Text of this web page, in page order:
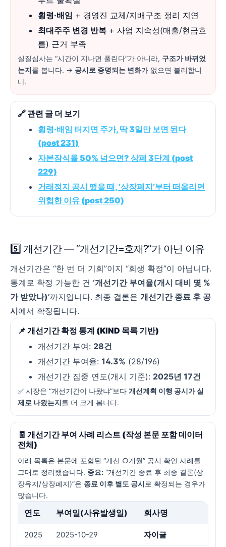
횡령·배임 + 경영진 교체/지배구조 정리 지연
최대주주 변경 반복 + 사업 지속성(매출/현금흐
름) 근거 부족
실질심사는 “시간이 지나면 풀린다”가 아니라, 구조가 바뀌었
는지를 봅니다. → 공시로 증명되는 변화가 없으면 불리합니
다.
🔗 관련 글 더 보기
횡령·배임 터지면 주가, 딱 3일만 보면 된다
(post 231)
자본잠식률 50% 넘으면? 상폐 3단계 (post
229)
거래정지 공시 떴을 때, ‘상장폐지’부터 떠올리면
위험한 이유 (post 250)
5️⃣ 개선기간 — “개선기간=호재?”가 아닌 이유
개선기간은 “한 번 더 기회”이지 “회생 확정”이 아닙니다.
통계로 확정 가능한 건 ‘개선기간 부여율(개시 대비 몇 %
가 받았나)’까지입니다. 최종 결론은 개선기간 종료 후 공
시에서 확정됩니다.
📌 개선기간 확정 통계 (KIND 목록 기반)
개선기간 부여: 28건
개선기간 부여율: 14.3% (28/196)
개선기간 집중 연도(개시 기준): 2025년 17건
✅ 시장은 “개선기간이 나왔냐”보다 개선계획 이행 공시가 실
제로 나왔는지를 더 크게 봅니다.
🧾 개선기간 부여 사례 리스트 (작성 본문 포함 데이터
전체)
아래 목록은 본문에 포함된 “개선 ○개월” 공시 확인 사례를
그대로 정리했습니다. 중요: “개선기간 종료 후 최종 결론(상
장유지/상장폐지)”은 종료 이후 별도 공시로 확정되는 경우가
많습니다.
연도 부여일(사유발생일) 회사명
2025 2025-10-29 자이글